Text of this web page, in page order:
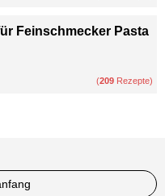
Feinschmecker Pasta
(209 Rezepte)